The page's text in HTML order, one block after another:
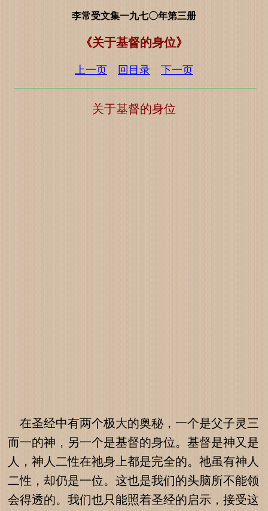
李常受文集一九七〇年第三册
《关于基督的身位》
上一页 回目录 下一页
关于基督的身位
在圣经中有两个极大的奥秘，一个是父子灵三
而一的神，另一个是基督的身位。基督是神又是
人，神人二性在祂身上都是完全的。祂虽有神人
二性，却仍是一位。这也是我们的头脑所不能领
会得透的。我们也只能照着圣经的启示，接受这